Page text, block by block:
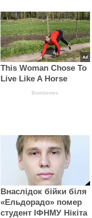
This Woman Chose To
Live Like A Horse
Brainberries
Внаслідок бійки біля
«Ельдорадо» помер
студент ІФНМУ Нікіта